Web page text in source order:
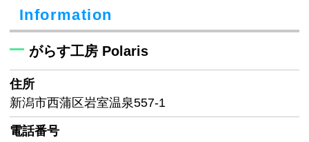
Information
がらす工房 Polaris
住所
新潟市西蒲区岩室温泉557-1
電話番号